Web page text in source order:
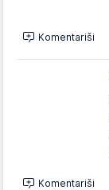
Komentariši
Komentariši